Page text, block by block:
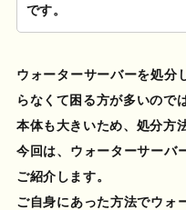
です。
ウォーターサーバーを処分
らなくて困る方が多いので
本体も大きいため、 処分方
今回は、 ウォーターサーバ
ご紹介します。
ご自身にあった方法でウォ